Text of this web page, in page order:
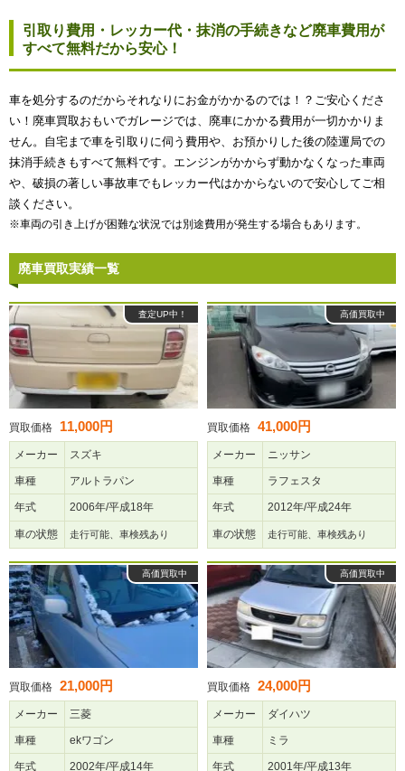
引取り費用・レッカー代・抹消の手続きなど廃車費用が
すべて無料だから安心！
車を処分するのだからそれなりにお金がかかるのでは！？ご安心くださ
い！廃車買取おもいでガレージでは、廃車にかかる費用が一切かかりま
せん。自宅まで車を引取りに伺う費用や、お預かりした後の陸運局での
抹消手続きもすべて無料です。エンジンがかからず動かなくなった車両
や、破損の著しい事故車でもレッカー代はかからないので安心してご相
談ください。
※車両の引き上げが困難な状況では別途費用が発生する場合もあります。
廃車買取実績一覧
査定UP中！
買取価格 11,000円
メーカー スズキ
車種 アルトラパン
年式 2006年/平成18年
車の状態 走行可能、車検残あり
高価買取中
買取価格 41,000円
メーカー ニッサン
車種 ラフェスタ
年式 2012年/平成24年
車の状態 走行可能、車検残あり
高価買取中
買取価格 21,000円
メーカー 三菱
車種 ekワゴン
年式 2002年/平成14年
高価買取中
買取価格 24,000円
メーカー ダイハツ
車種 ミラ
年式 2001年/平成13年